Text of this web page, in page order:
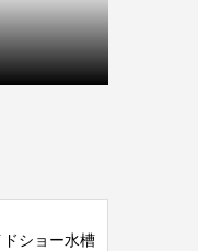
ドショー水槽